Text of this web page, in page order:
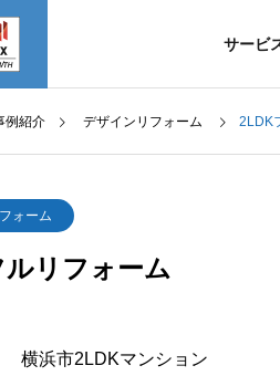
サービ
例紹介 デザインリフォーム 2LDK
ォーム
リフォーム
横浜市2LDKマンション